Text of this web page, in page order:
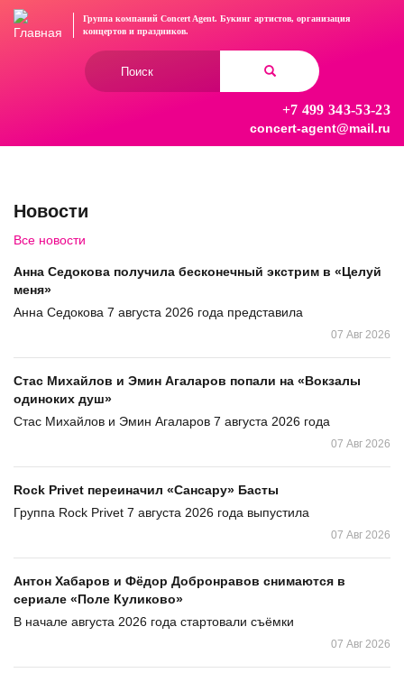
Перейти
Группа компаний Concert Agent. Букинг артистов, организация
концертови праздников.
+7 499 343-53-23
concert-agent@mail.ru
Новости
Все новости
Анна Седокова получила бесконечный экстрим в «Целуй
меня»
Анна Седокова 7 августа 2026 года представила
07 Авг 2026
Стас Михайлов и Эмин Агаларов попали на «Вокзалы
одиноких душ»
Стас Михайлов и Эмин Агаларов 7 августа 2026 года
07 Авг 2026
Rock Privet переиначил «Сансару» Басты
Группа Rock Privet 7 августа 2026 года выпустила
07 Авг 2026
Антон Хабаров и Фёдор Добронравов снимаются в
сериале «Поле Куликово»
В начале августа 2026 года стартовали съёмки
07 Авг 2026